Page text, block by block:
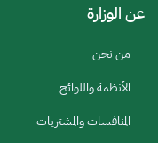
عن الوزارة
من نحن
الأنظمة واللوائح
المنافسات والمشتريات